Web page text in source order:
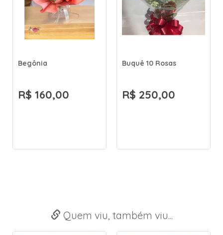
Begônia
R$ 160,00
Buquê 10 Rosas
R$ 250,00
Quem viu, também viu...